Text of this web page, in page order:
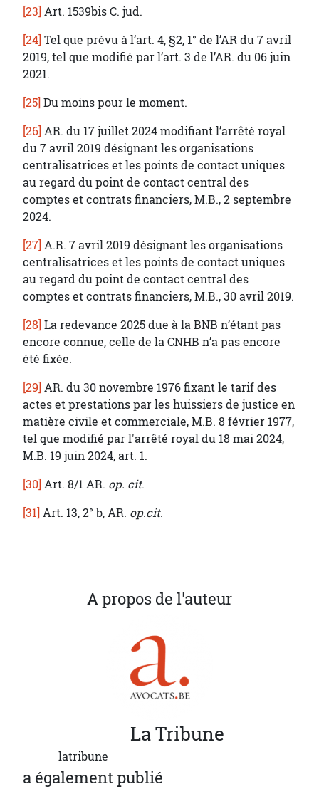
[23] Art. 1539bis C. jud.
[24] Tel que prévu à l’art. 4, §2, 1° de l’AR du 7 avril
2019, tel que modifié par l’art. 3 de l’AR. du 06 juin
2021.
[25] Du moins pour le moment.
[26] AR. du 17 juillet 2024 modifiant l’arrêté royal
du 7 avril 2019 désignant les organisations
centralisatrices et les points de contact uniques
au regard du point de contact central des
comptes et contrats financiers, M.B., 2 septembre
2024.
[27] A.R. 7 avril 2019 désignant les organisations
centralisatrices et les points de contact uniques
au regard du point de contact central des
comptes et contrats financiers, M.B., 30 avril 2019.
[28] La redevance 2025 due à la BNB n’étant pas
encore connue, celle de la CNHB n’a pas encore
été fixée.
[29] AR. du 30 novembre 1976 fixant le tarif des
actes et prestations par les huissiers de justice en
matière civile et commerciale, M.B. 8 février 1977,
tel que modifié par l'arrêté royal du 18 mai 2024,
M.B. 19 juin 2024, art. 1.
[30] Art. 8/1 AR. op. cit.
[31] Art. 13, 2° b, AR. op.cit.
A propos de l'auteur
LaTribune
latribune
a également publié